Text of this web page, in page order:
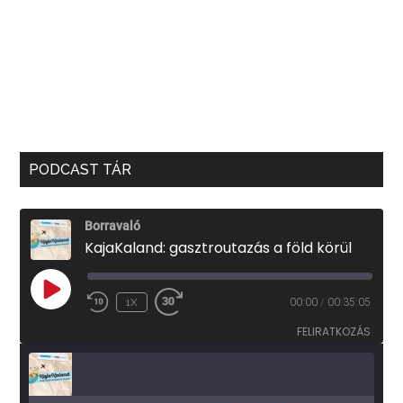
PODCAST TÁR
Borravaló
KajaKaland: gasztroutazás a föld körül
PLAY
EPISODE
1X 00:00 / 00:35:05
FELIRATKOZÁS